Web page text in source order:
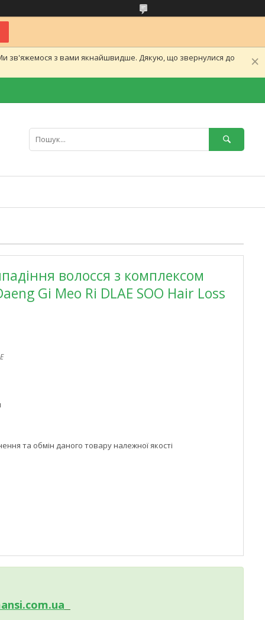
зв'яжемося з вами якнайшвидше. Дякую, що звернулися до
волосся з комплексом
Gi Meo Ri DLAE SOO Hair Loss
та обмін даного товару належної якості
om.ua